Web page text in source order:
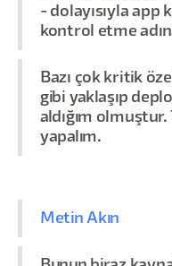
- dolayısıyla app
kontrol etme
Bazı çok kritik
gibi yaklaşıp
aldığım
yapalım.
Metin Akın